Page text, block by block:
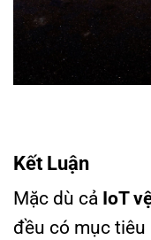
Kết Luận
Mặc dù cả IoT
đều có mục